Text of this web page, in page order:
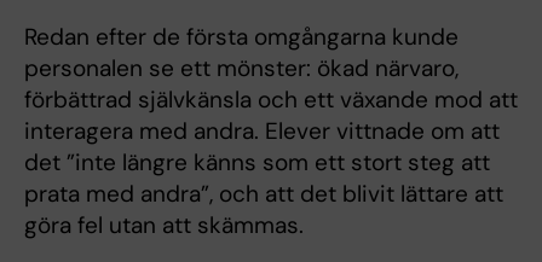
Redan efter de första omgångarna kunde
personalen se ett mönster: ökad närvaro,
förbättrad självkänsla och ett växande mod att
interagera med andra. Elever vittnade om att
det ”inte längre känns som ett stort steg att
prata med andra”, och att det blivit lättare att
göra fel utan att skämmas.